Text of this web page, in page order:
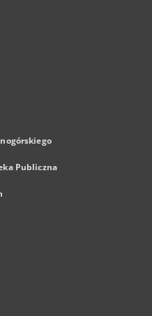
Publiczna